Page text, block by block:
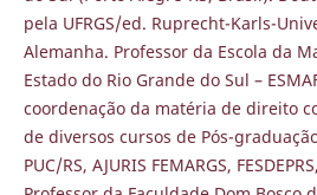
pela UFRGS/ed. Ruprecht-Karls-
Alemanha. Professor da Escola da
Estado do Rio Grande do Sul –
coordenação da matéria de direito
de diversos cursos de Pós-
PUC/RS, AJURIS FEMARGS,